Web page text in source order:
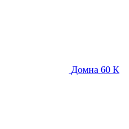
Домна 60 К